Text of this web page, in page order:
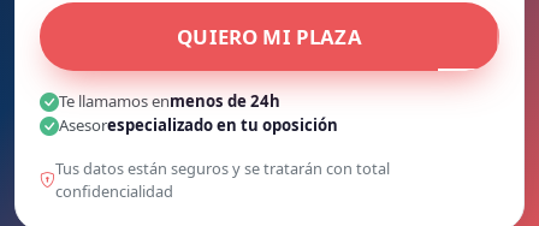
QUIERO MI PLAZA
Te llamamos enmenos de 24h
Asesorespecializado en tu oposición
Tus datos están seguros y se tratarán con total
confidencialidad